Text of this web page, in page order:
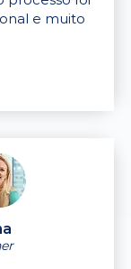
e muito